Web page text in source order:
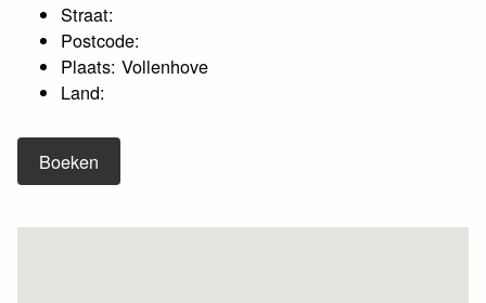
Straat:
Postcode:
Plaats: Vollenhove
Land:
Boeken